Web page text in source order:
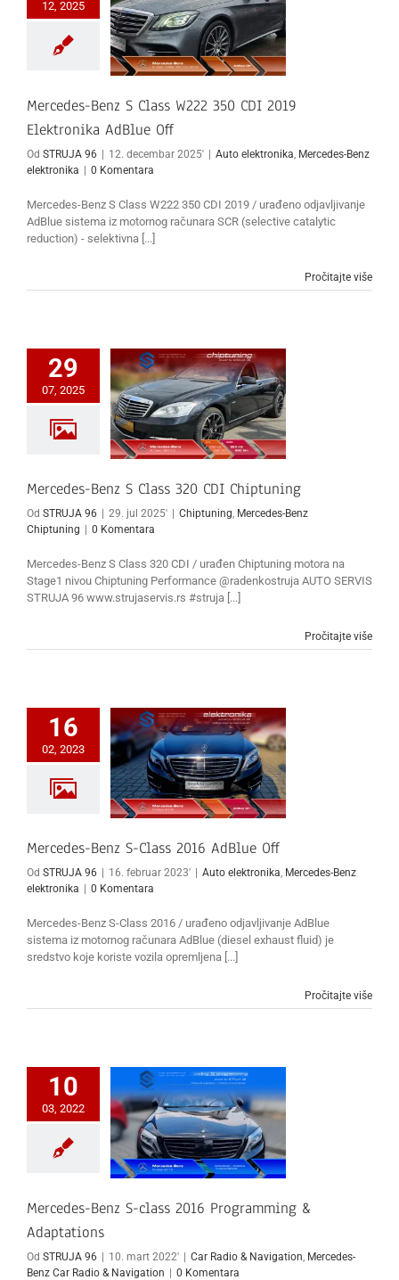
12, 2025
Mercedes-Benz S Class
W222 350 CDI 2019
Elektronika AdBlue Off
Benz elektronika
Mercedes-Benz S Class W222 350 CDI 2019
Elektronika AdBlue Off
Od STRUJA 96 | 12. decembar 2025' | Auto elektronika Mercedes-Benz
elektronika | 0 Komentara
Mercedes-Benz S Class W222 350 CDI 2019 / urađeno odjavljivanje
AdBlue sistema iz motornog računara SCR (selective catalytic
reduction) - selektivna [...]
Pročitajte više
29
07, 2025
Mercedes-Benz S Class
320 CDI Chiptuning
Mercedes-Benz
Chiptuning
Mercedes-Benz S Class 320 CDI Chiptuning
Od STRUJA 96 29. jul 2025' Chiptuning, Mercedes-Benz
Chiptuning
0 Komentara
Mercedes-Benz S Class 320 CDI / urađen Chiptuning motora na
Stage1 nivou Chiptuning Performance @radenkostruja AUTO SERVIS
STRUJA 96 www.strujaservis.rs #struja [...]
Pročitajte više
16
02, 2023
Mercedes-Benz S-Class
2016 AdBlue Off
Mercedes-
Benz elektronika
Mercedes-Benz S-Class 2016 AdBlue Off
Od STRUJA 96 16. februar 2023' Auto elektronika, Mercedes-Benz
elektronika
0 Komentara
Mercedes-Benz S-Class 2016 / urađeno odjavljivanje AdBlue
sistema iz motornog računara AdBlue (diesel exhaust fluid) je
sredstvo koje koriste vozila opremljena [...]
Pročitajte više
10
03, 2022
Mercedes-Benz S-class
2016 Programming &
Adaptations
Mercedes-Benz Car Radio &
Mercedes-Benz S-class 2016 Programming &
Adaptations
Od STRUJA 96 | 10. mart 2022' | Car Radio & Navigation Mercedes-
Benz Car Radio & Navigation | 0 Komentara